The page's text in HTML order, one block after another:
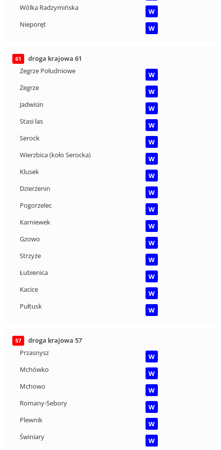
Wólka Radzymińska
W
Nieporęt
W
61
droga krajowa 61
Zegrze Południowe
W
Zegrze
W
Jadwisin
W
Stasi las
W
Serock
W
Wierzbica (koło Serocka)
W
Klusek
W
Dzierżenin
W
Pogorzelec
W
Karniewek
W
Gzowo
W
Strzyże
W
Łubienica
W
Kacice
W
Pułtusk
W
57
droga krajowa 57
Przasnysz
W
Mchówko
W
Mchowo
W
Romany-Sebory
W
Plewnik
W
Świniary
W